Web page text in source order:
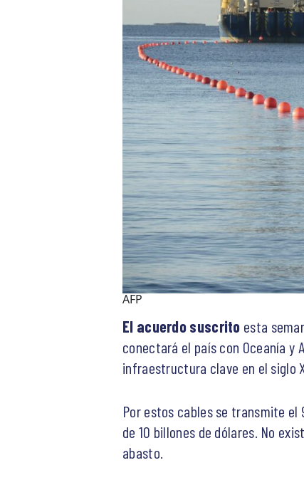
AFP
El acuerdo suscrito esta
conectará el país con Oceanía y
infraestructura clave en el siglo
Por estos cables se transmite
de 10 billones de dólares. No
abasto.